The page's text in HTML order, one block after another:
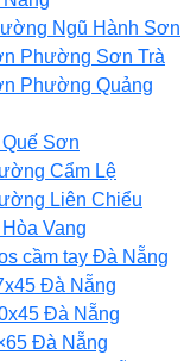
Ngũ Hành Sơn
Phường Sơn Trà
Phường Quảng
Sơn
Cẩm Lệ
Liên Chiểu
Vang
cầm tay Đà Nẵng
Đà Nẵng
Đà Nẵng
Đà Nẵng